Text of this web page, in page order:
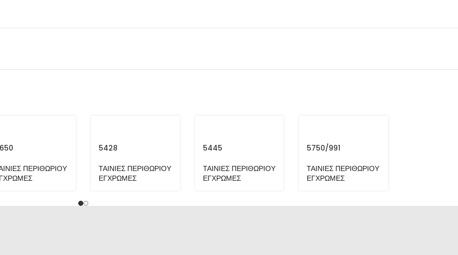
ΠΕΡΙΘΩΡΙΟΥ
5428
ΤΑΙΝΙΕΣ ΠΕΡΙΘΩΡΙΟΥ
ΕΓΧΡΩΜΕΣ
5445
ΤΑΙΝΙΕΣ ΠΕΡΙΘΩΡΙΟΥ
ΕΓΧΡΩΜΕΣ
5750/991
ΤΑΙΝΙΕΣ ΠΕΡΙΘΩΡΙΟΥ
ΕΓΧΡΩΜΕΣ